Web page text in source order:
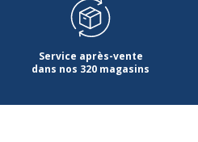
Service après-vente
dans nos 320 magasins